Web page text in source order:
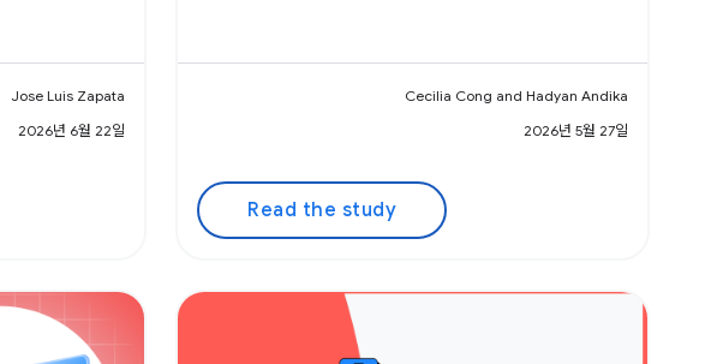
Jose Luis Zapata
2026년 6월 22일
Cecilia Cong and Hadyan Andika
2026년 5월 27일
Read the study